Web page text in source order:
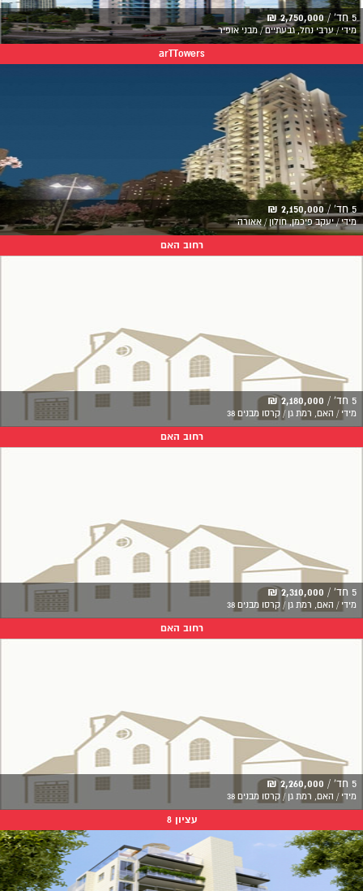
5 חד' / 2,750,000 ₪
מידי / ערבי נחל, גבעתיים / מבני אופיר
arTTowers
5 חד' / 2,150,000 ₪
מידי / יעקב פיכמן, חולון / אאורה
רחוב האם
5 חד' / 2,180,000 ₪
מידי / האם, רמת גן / קרסו מבנים 38
רחוב האם
5 חד' / 2,310,000 ₪
מידי / האם, רמת גן / קרסו מבנים 38
רחוב האם
5 חד' / 2,260,000 ₪
מידי / האם, רמת גן / קרסו מבנים 38
עציון 8